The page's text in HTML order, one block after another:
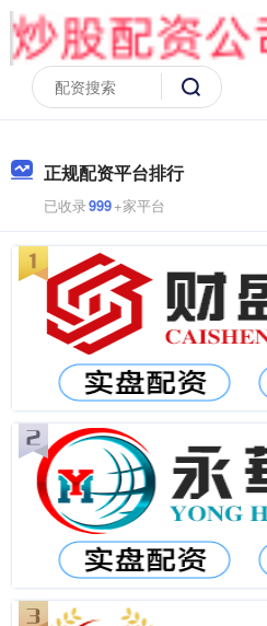
正规配资平台排行
已收录999+家平台